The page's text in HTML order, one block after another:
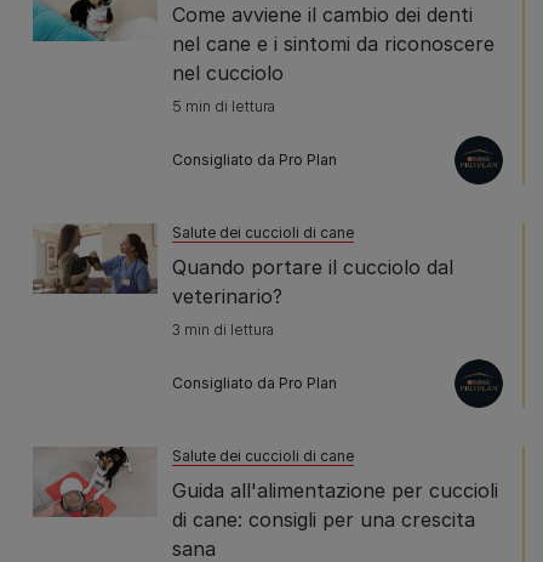
Come avviene il cambio dei denti
nel cane e i sintomi da riconoscere
nel cucciolo
5 min di lettura
Consigliato da Pro Plan
Salute dei cuccioli di cane
Quando portare il cucciolo dal
veterinario?
3 min di lettura
Consigliato da Pro Plan
Salute dei cuccioli di cane
Guida all'alimentazione per cuccioli
di cane: consigli per una crescita
sana